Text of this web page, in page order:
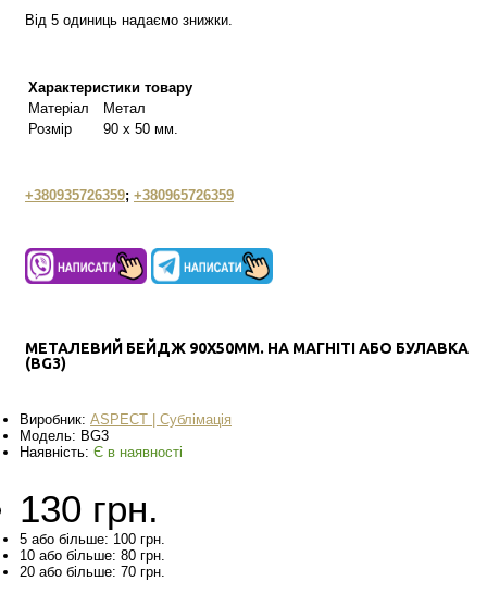
Від 5 одиниць надаємо знижки.
Характеристики товару
Матеріал
Метал
Розмір
90 х 50 мм.
+380935726359; +380965726359
МЕТАЛЕВИЙ БЕЙДЖ 90X50ММ. НА МАГНІТІ АБО БУЛАВКА
(BG3)
Виробник: ASPECT | Сублімація
Модель: BG3
Наявність: Є в наявності
130 грн.
5 або більше: 100 грн.
10 або більше: 80 грн.
20 або більше: 70 грн.